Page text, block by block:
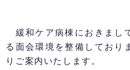
緩和ケア病棟におきまし
る面会環境を整備しており
りご案内いたします。